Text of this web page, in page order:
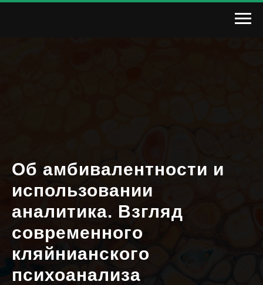
Об амбивалентности и
использовании
аналитика. Взгляд
современного
кляйнианского
психоанализа